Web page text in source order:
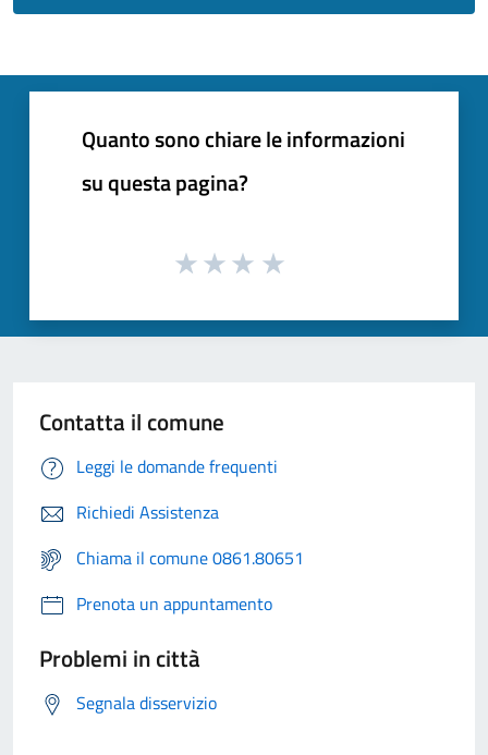
Quanto sono chiare le informazioni
su questa pagina?
Contatta il comune
Leggi le domande frequenti
Richiedi Assistenza
Chiama il comune 0861.80651
Prenota un appuntamento
Problemi in città
Segnala disservizio